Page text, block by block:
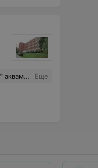
терпение, любезное отношение к пациенту? Еще